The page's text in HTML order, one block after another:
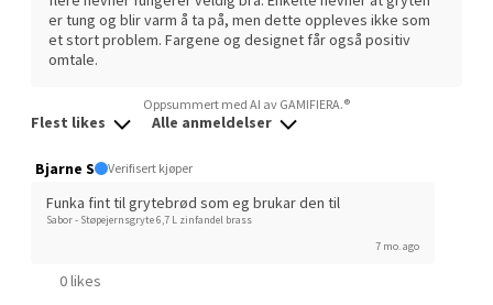
er tung og blir varm å ta på, men dette oppleves ikke som
et stort problem. Fargene og designet får også positiv
omtale.
Oppsummert med AI av GAMIFIERA.®
Flest likes Alle anmeldelser
Bjarne S Verifisert kjøper
Funka fint til grytebrød som eg brukar den til
Sabor - Støpejernsgryte 6,7 L zinfandel brass
7 mo. ago
0 likes
Velg
Lillehammer - Strandtorget
Strandtorget, 2609 Lillehammer
0 i butikk